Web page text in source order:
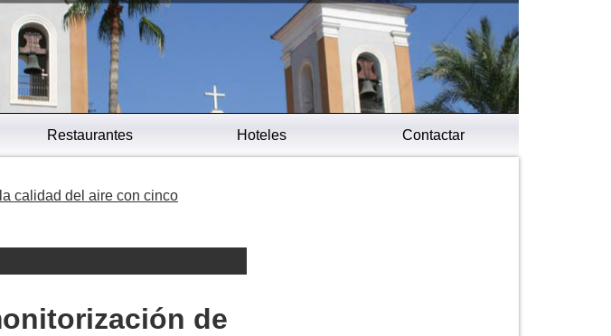
Restaurantes Hoteles Contactar
calidad del aire con cinco
de